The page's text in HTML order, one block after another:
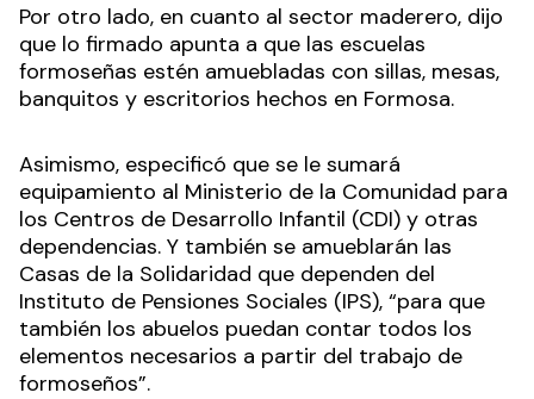
Por otro lado, en cuanto al sector maderero, dijo
que lo firmado apunta a que las escuelas
formoseñas estén amuebladas con sillas, mesas,
banquitos y escritorios hechos en Formosa.
Asimismo, especificó que se le sumará
equipamiento al Ministerio de la Comunidad para
los Centros de Desarrollo Infantil (CDI) y otras
dependencias. Y también se amueblarán las
Casas de la Solidaridad que dependen del
Instituto de Pensiones Sociales (IPS), “para que
también los abuelos puedan contar todos los
elementos necesarios a partir del trabajo de
formoseños”.